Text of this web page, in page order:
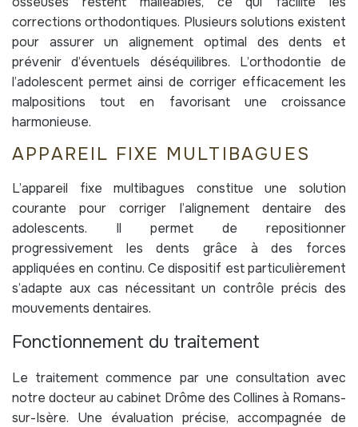
corrections orthodontiques. Plusieurs solutions existent
pour assurer un alignement optimal des dents et
prévenir d’éventuels déséquilibres. L’orthodontie de
l’adolescent permet ainsi de corriger efficacement les
malpositions tout en favorisant une croissance
harmonieuse.
APPAREIL FIXE MULTIBAGUES
L’appareil fixe multibagues constitue une solution
courante pour corriger l’alignement dentaire des
adolescents. Il permet de repositionner
progressivement les dents grâce à des forces
appliquées en continu. Ce dispositif est particulièrement
s’adapte aux cas nécessitant un contrôle précis des
mouvements dentaires.
Fonctionnement du traitement
Le traitement commence par une consultation avec
notre docteur au cabinet Drôme des Collines à Romans-
sur-Isère. Une évaluation précise, accompagnée de